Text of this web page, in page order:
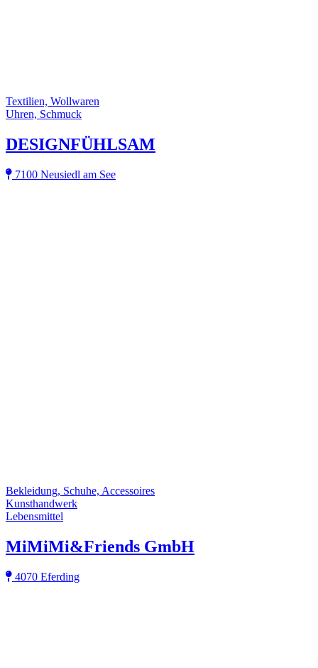
Textilien, Wollwaren
Uhren, Schmuck
DESIGNFÜHLSAM
7100 Neusiedl am See
Bekleidung, Schuhe, Accessoires
Kunsthandwerk
Lebensmittel
MiMiMi&Friends GmbH
4070 Eferding